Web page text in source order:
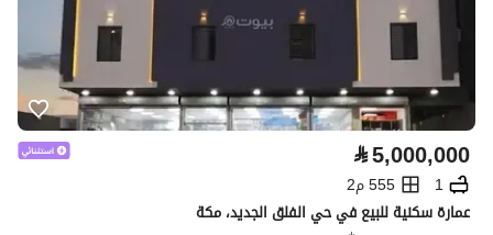
⃁5,000,000
1
555 م2
عمارة سكنية للبيع في حي الفلق الجديد، مكة